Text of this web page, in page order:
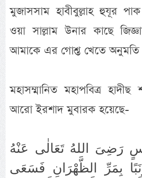
মুজাসসাম হাবীবুল্লাহ হুযূর পাক
ওয়া সাল্লাম উনার কাছে
আমাকে এর গোশ্ত খেতে অনুমতি
মহাসম্মানিত মহাপবিত্র
আরো ইরশাদ মুবারক হয়েছে-
رَضِىَ اللهُ تَعَالٰى عَنْهُ
بِمَرِّ الظَّهْرَانِ فَسَعَى